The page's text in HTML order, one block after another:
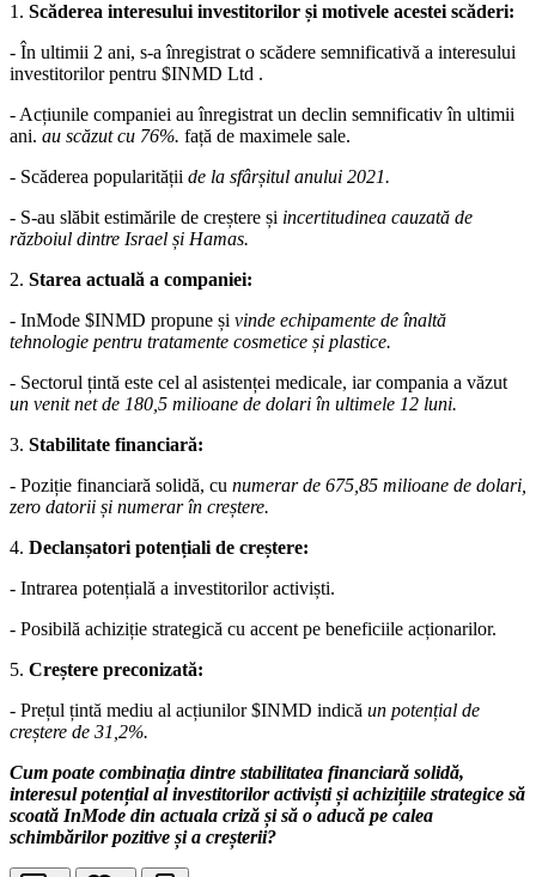
1. Scăderea interesului investitorilor și motivele acestei scăderi:
- În ultimii 2 ani, s-a înregistrat o scădere semnificativă a interesului
investitorilor pentru $INMD Ltd .
- Acțiunile companiei au înregistrat un declin semnificativ în ultimii
ani. au scăzut cu 76%. față de maximele sale.
- Scăderea popularității de la sfârșitul anului 2021.
- S-au slăbit estimările de creștere și incertitudinea cauzată de
războiul dintre Israel și Hamas.
2. Starea actuală a companiei:
- InMode $INMD propune și vinde echipamente de înaltă
tehnologie pentru tratamente cosmetice și plastice.
- Sectorul țintă este cel al asistenței medicale, iar compania a văzut
un venit net de 180,5 milioane de dolari în ultimele 12 luni.
3. Stabilitate financiară:
- Poziție financiară solidă, cu numerar de 675,85 milioane de dolari,
zero datorii și numerar în creștere.
4. Declanșatori potențiali de creștere:
- Intrarea potențială a investitorilor activiști.
- Posibilă achiziție strategică cu accent pe beneficiile acționarilor.
5. Creștere preconizată:
- Prețul țintă mediu al acțiunilor$INMD indică un potențial de
creștere de 31,2%.
Cum poate combinația dintre stabilitatea financiară solidă,
interesul potențial al investitorilor activiști și achizițiile strategice să
scoată InMode din actuala criză și să o aducă pe calea
schimbărilor pozitive și a creșterii?